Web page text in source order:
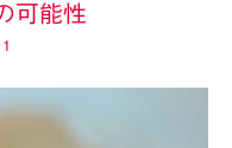
可能性